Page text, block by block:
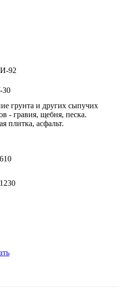
92
30
грунта и других сыпучих
- гравия, щебня, песка.
плитка, асфальт.